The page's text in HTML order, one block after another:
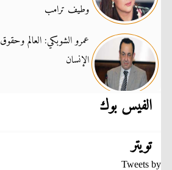
وطيف ترامب
عمرو الشوبكي: العالم وحقوق
الإنسان
الفيس بوك
تويتر
Tweets by